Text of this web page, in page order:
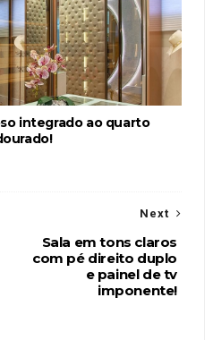
integrado ao quarto
Next
Sala em tons claros
com pé direito duplo
e painel de tv
imponente!